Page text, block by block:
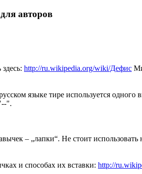
авторов
http://ru.wikipedia.org/wiki/Дефис
языке тире используется одного
".
– „лапки“. Не стоит
и способах их вставки: http://